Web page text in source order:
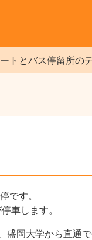
とバス停留所の
です。
車します。
岡大学から直通